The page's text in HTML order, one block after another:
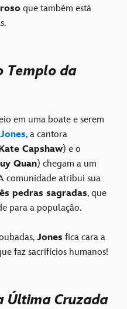
que também está
Templo da
em uma boate e serem
, a cantora
Capshaw) e o
Quan) chegam a um
comunidade atribui sua
pedras sagradas, que
para a população.
Jones fica cara a
faz sacrifícios humanos!
Última Cruzada